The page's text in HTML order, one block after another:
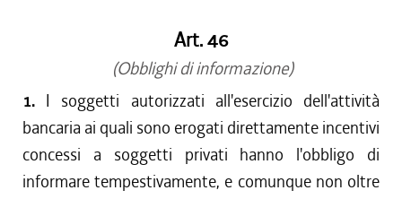
Art. 46
(Obblighi di informazione)
1. I soggetti autorizzati all'esercizio dell'attività
bancaria ai quali sono erogati direttamente incentivi
concessi a soggetti privati hanno l'obbligo di
informare tempestivamente, e comunque non oltre